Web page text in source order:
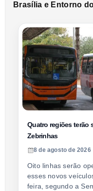
Brasília e Entorno
Quatro regiões terão
Zebrinhas
8 de agosto de 2026
Oito linhas serão
esses novos
feira, segundo a